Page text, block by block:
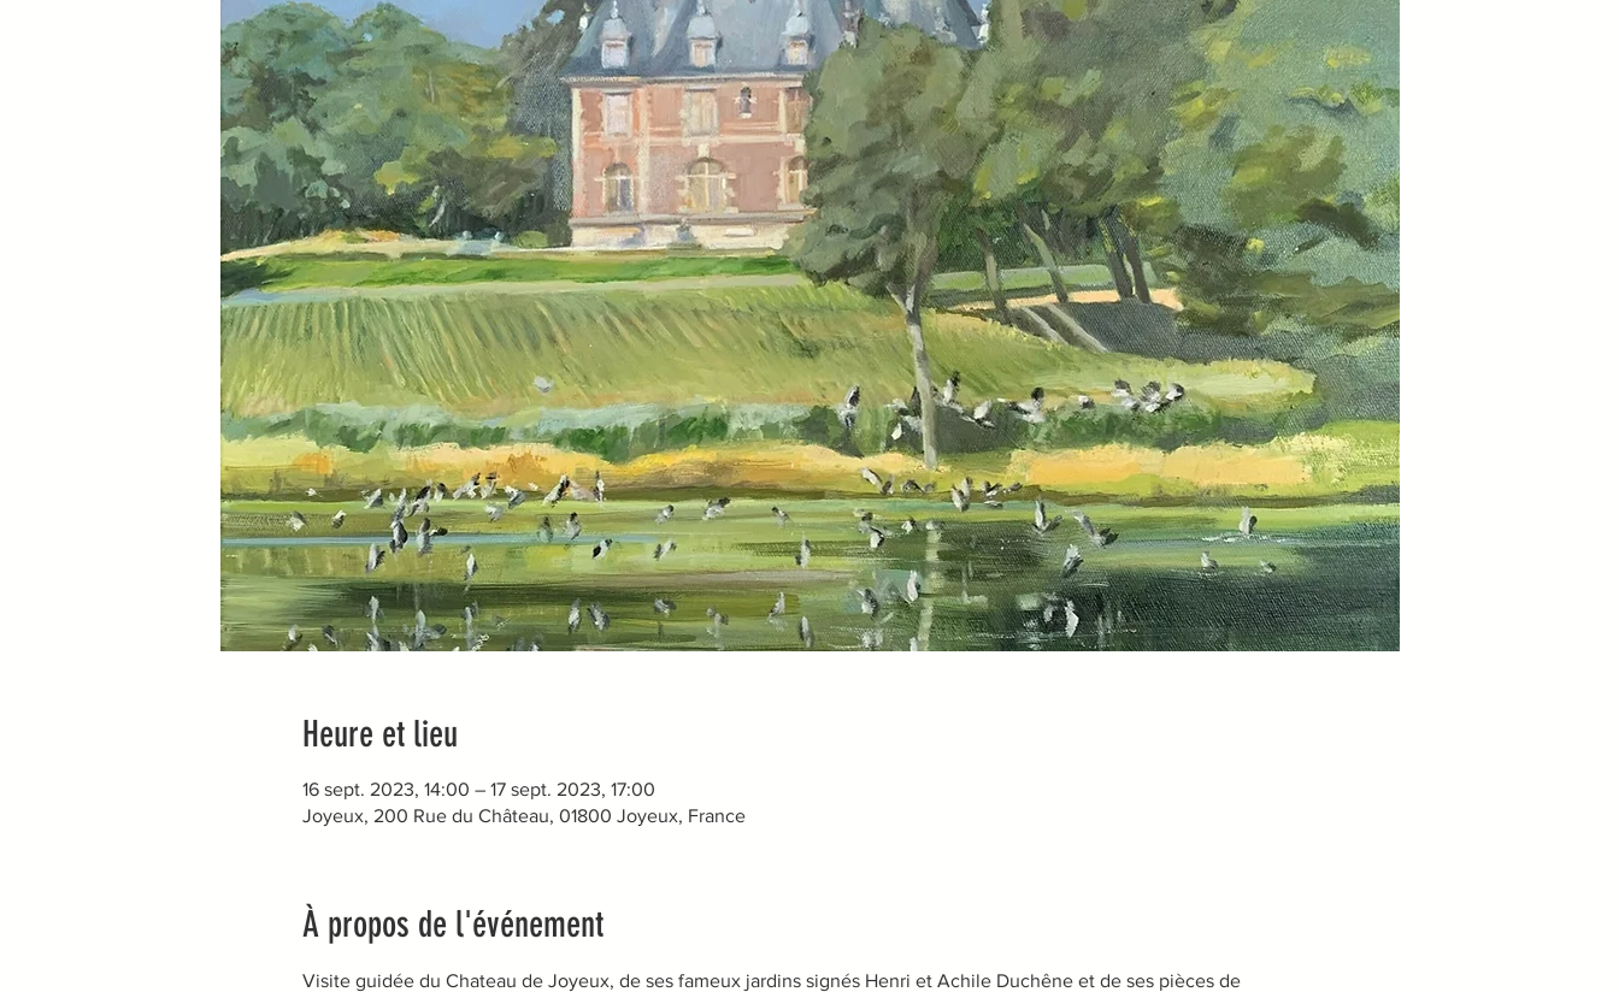
Heure et lieu
16 sept. 2023, 14:00 – 17 sept. 2023, 17:00
Joyeux, 200 Rue du Château, 01800 Joyeux, France
À propos de l'événement
Visite guidée du Chateau de Joyeux, de ses fameux jardins signés Henri et Achile Duchêne et de ses pièces de